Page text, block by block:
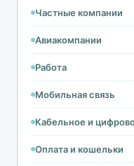
Частные компании
Авиакомпании
Работа
Мобильная связь
Кабельное и
Оплата и кошельки